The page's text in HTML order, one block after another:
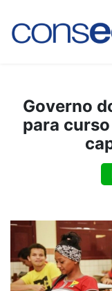
Governo
para